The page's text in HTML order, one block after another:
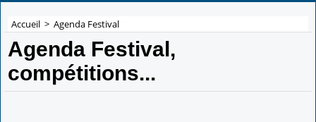
Accueil > Agenda Festival
Agenda Festival,
compétitions...